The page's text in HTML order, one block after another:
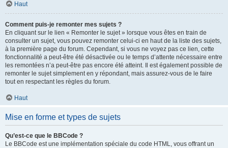
Haut
Comment puis-je remonter mes sujets ?
En cliquant sur le lien « Remonter le sujet » lorsque vous êtes en train de
consulter un sujet, vous pouvez remonter celui-ci en haut de la liste des sujets,
à la première page du forum. Cependant, si vous ne voyez pas ce lien, cette
fonctionnalité a peut-être été désactivée ou le temps d’attente nécessaire entre
les remontées n’a peut-être pas encore été atteint. Il est également possible de
remonter le sujet simplement en y répondant, mais assurez-vous de le faire
tout en respectant les règles du forum.
Haut
Mise en forme et types de sujets
Qu’est-ce que le BBCode ?
Le BBCode est une implémentation spéciale du code HTML, vous offrant un